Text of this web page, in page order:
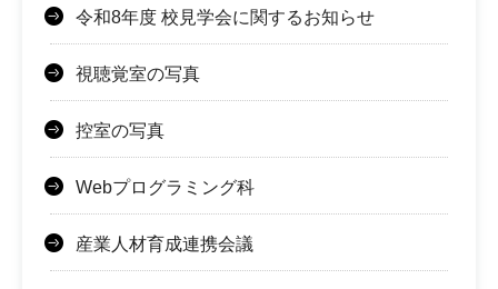
令和8年度 校見学会に関するお知らせ
視聴覚室の写真
控室の写真
Webプログラミング科
産業人材育成連携会議